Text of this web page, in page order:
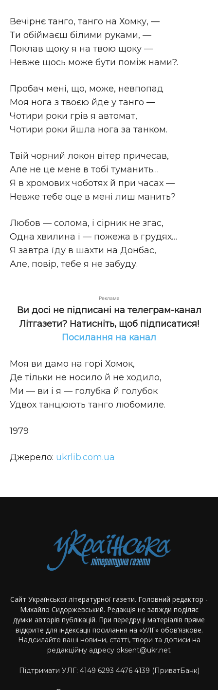
Вечірнє танго, танго на Хомку, —
Ти обіймаєш білими руками, —
Поклав щоку я на твою щоку —
Невже щось може бути поміж нами?.
Пробач мені, що, може, невпопад
Моя нога з твоєю йде у танго —
Чотири роки грів я автомат,
Чотири роки йшла нога за танком.
Твій чорний локон вітер причесав,
Але не це мене в тобі туманить…
Я в хромових чоботях й при часах —
Невже тебе оце в мені лиш манить?
Любов — солома, і сірник не згас,
Одна хвилина і — пожежа в грудях…
Я завтра їду в шахти на Донбас,
Але, повір, тебе я не забуду.
Реклама
Ви досі не підписані на телеграм-канал
Літгазети? Натисніть, щоб підписатися!
Посилання на канал
Моя ви дамо на горі Хомок,
Де тільки не носило й не ходило,
Ми — ви і я — голубка й голубок
Удвох танцюють танго любомиле.
1979
Джерело: ukrlib.com.ua
Сайт Української літературної газети. Головний редактор -
Михайло Сидоржевський. Редакція не завжди поділяє
думки авторів публікацій. При передруці матеріалів пряме
відкрите для індексації посилання на «УЛГ» обов’язкове.
Надсилайте ваші новини, статті, твори та дописи на
редакційну адресу oksent@ukr.net
Підтримати УЛГ: 4149 6293 4476 4139 (ПриватБанк)